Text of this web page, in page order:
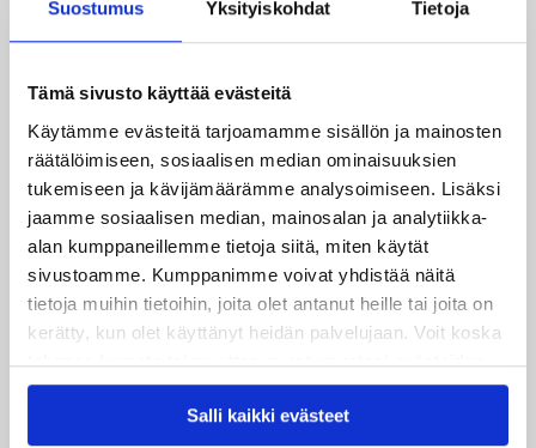
Suostumus Yksityiskohdat Tietoja
Tämä sivusto käyttää evästeitä
Käytämme evästeitä tarjoamamme sisällön ja mainosten
räätälöimiseen, sosiaalisen median ominaisuuksien
tukemiseen ja kävijämäärämme analysoimiseen. Lisäksi
jaamme sosiaalisen median, mainosalan ja analytiikka-
alan kumppaneillemme tietoja siitä, miten käytät
sivustoamme. Kumppanimme voivat yhdistää näitä
tietoja muihin tietoihin, joita olet antanut heille tai joita on
kerätty, kun olet käyttänyt heidän palvelujaan. Voit koska
tahansa kumota tai muuttaa suostumustasi evästeiden
käytöstäEvästeet-sivultamme.
Salli kaikki evästeet
JYPin harjoitusottelut tulevalle 2026-2027 kaudelle on
Ruotsalaishyökkääjä Arvid Costmar JYPiin
JYP ja Secto Rally Finland yhteistyöhön
Liiga-kauden 2026-2027 otteluohjelma on julkaistu!
Reece Newkirk vahvistamaan JYP-hyökkäystä!